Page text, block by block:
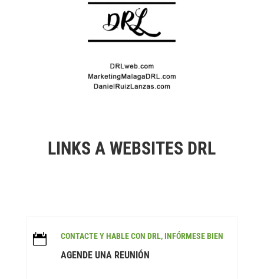
LINKS A WEBSITES DRL
 CONTACTE Y HABLE CON DRL, INFÓRMESE BIEN
AGENDE UNA REUNIÓN